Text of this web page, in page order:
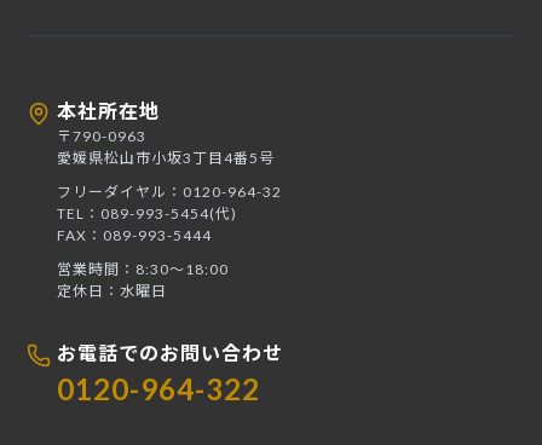
本社所在地
〒790-0963
愛媛県松山市小坂3丁目4番5号
フリーダイヤル：0120-964-32
TEL：089-993-5454(代)
FAX：089-993-5444
営業時間：8:30〜18:00
定休日：水曜日
お電話でのお問い合わせ
0120-964-322